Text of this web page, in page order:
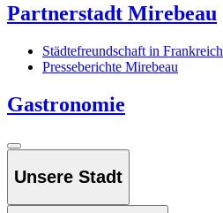
Partnerstadt Mirebeau
Städtefreundschaft in Frankreich
Presseberichte Mirebeau
Gastronomie
Unsere Stadt